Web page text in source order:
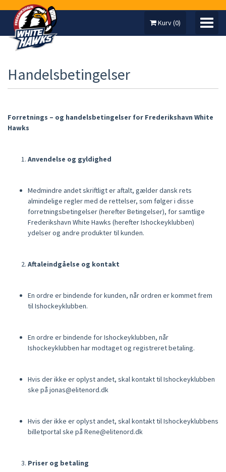
Kurv(0)
MIN KONTO
SÆSONKORT
UNLIMITED HOCKEY
Handelsbetingelser
Forretnings – og handelsbetingelser for Frederikshavn White
Hawks
Anvendelse og gyldighed
Medmindre andet skriftligt er aftalt, gælder dansk rets
almindelige regler med de rettelser, som følger i disse
forretningsbetingelser (herefter Betingelser), for samtlige
Frederikshavn White Hawks (herefter Ishockeyklubben)
ydelser og andre produkter til kunden.
Aftaleindgåelse og kontakt
En ordre er bindende for kunden, når ordren er kommet frem
til Ishockeyklubben.
En ordre er bindende for Ishockeyklubben, når
Ishockeyklubben har modtaget og registreret betaling.
Hvis der ikke er oplyst andet, skal kontakt til Ishockeyklubben
ske på jonas@elitenord.dk
Hvis der ikke er oplyst andet, skal kontakt til Ishockeyklubbens
billetportal ske på Rene@elitenord.dk
Priser og betaling